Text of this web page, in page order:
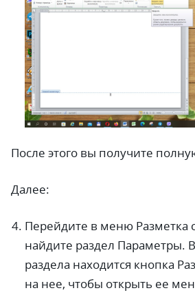
После этого вы получите
Далее:
Перейдите в меню Разметка
найдите раздел Параметры.
раздела находится кнопка
на нее, чтобы открыть ее